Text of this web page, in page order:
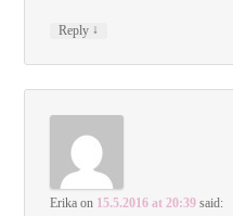
Reply ↓
Erika on 15.5.2016 at 20:39 said: